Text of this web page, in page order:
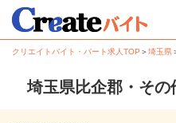
クリエイトバイト・パート求人TOP ＞埼玉県
埼玉県比企郡・そ